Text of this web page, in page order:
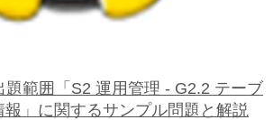
題範囲「S2 運用管理 - G2.2 テーブ
報」に関するサンプル問題と解説